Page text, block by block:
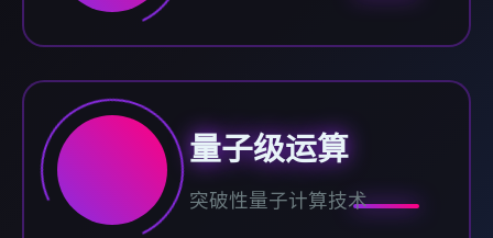
量子级运算
突破性量子计算技术